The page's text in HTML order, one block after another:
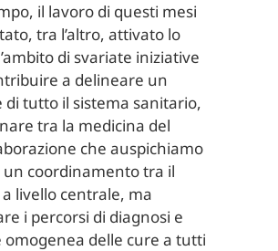
il lavoro di questi mesi
tra l’altro, attivato lo
di svariate iniziative
a delineare un
tutto il sistema sanitario,
tra la medicina del
che auspichiamo
un coordinamento tra il
livello centrale, ma
i percorsi di diagnosi e
delle cure a tutti